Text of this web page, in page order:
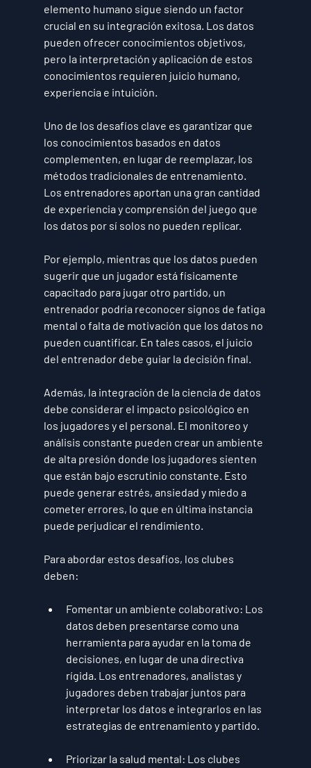
elemento humano sigue siendo un factor
crucial en su integración exitosa. Los datos
pueden ofrecer conocimientos objetivos,
pero la interpretación y aplicación de estos
conocimientos requieren juicio humano,
experiencia e intuición.
Uno de los desafíos clave es garantizar que
los conocimientos basados en datos
complementen, en lugar de reemplazar, los
métodos tradicionales de entrenamiento.
Los entrenadores aportan una gran cantidad
de experiencia y comprensión del juego que
los datos por sí solos no pueden replicar.
Por ejemplo, mientras que los datos pueden
sugerir que un jugador está físicamente
capacitado para jugar otro partido, un
entrenador podría reconocer signos de fatiga
mental o falta de motivación que los datos no
pueden cuantificar. En tales casos, el juicio
del entrenador debe guiar la decisión final.
Además, la integración de la ciencia de datos
debe considerar el impacto psicológico en
los jugadores y el personal. El monitoreo y
análisis constante pueden crear un ambiente
de alta presión donde los jugadores sienten
que están bajo escrutinio constante. Esto
puede generar estrés, ansiedad y miedo a
cometer errores, lo que en última instancia
puede perjudicar el rendimiento.
Para abordar estos desafíos, los clubes
deben:
Fomentar un ambiente colaborativo: Los
datos deben presentarse como una
herramienta para ayudar en la toma de
decisiones, en lugar de una directiva
rígida. Los entrenadores, analistas y
jugadores deben trabajar juntos para
interpretar los datos e integrarlos en las
estrategias de entrenamiento y partido.
Priorizar la salud mental: Los clubes